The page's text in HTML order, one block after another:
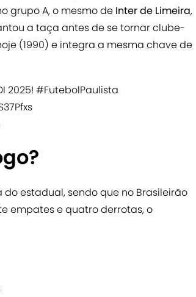
grupo A, o mesmo de Inter de Limeira,
a taça antes de se tornar clube-
(1990) e integra a mesma chave de
2025! #FutebolPaulista
estadual, sendo que no Brasileirão
empates e quatro derrotas, o